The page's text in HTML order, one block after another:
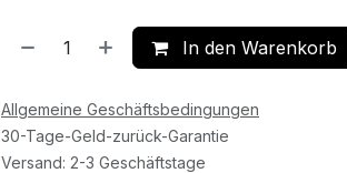
In den Warenkorb
Allgemeine Geschäftsbedingungen
30-Tage-Geld-zurück-Garantie
Versand: 2-3 Geschäftstage